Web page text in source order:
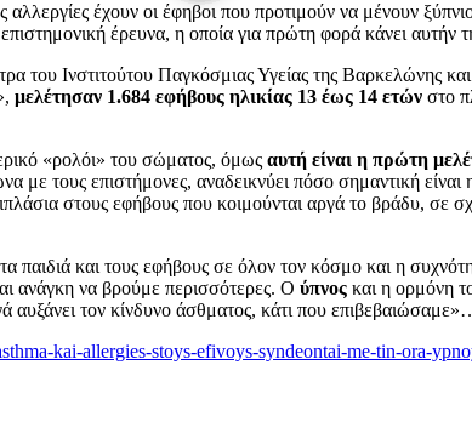
αλλεργίες έχουν οι έφηβοι που προτιμούν να μένουν
έρευνα, η οποία για πρώτη φορά κάνει αυτήν
του Ινστιτούτου Παγκόσμιας Υγείας της Βαρκελώνης
μελέτησαν 1.684 εφήβους ηλικίας 13 έως 14 ετών στο
«ρολόι» του σώματος, όμως αυτή είναι η πρώτη
τους επιστήμονες, αναδεικνύει πόσο σημαντική είναι
στους εφήβους που κοιμούνται αργά το βράδυ, σε
και τους εφήβους σε όλον τον κόσμο και η
ανάγκη να βρούμε περισσότερες. Ο ύπνος και η ορμόνη
τον κίνδυνο άσθματος, κάτι που
kai-allergies-stoys-efivoys-syndeontai-me-tin-ora-